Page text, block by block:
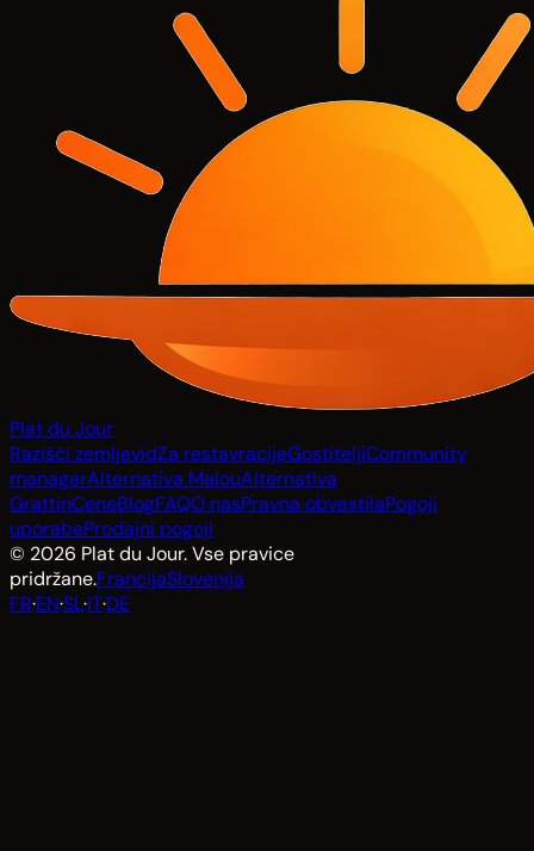
Plat du Jour
Razišči zemljevidZa restavracijeGostiteljiCommunity
managerAlternativa MalouAlternativa
GrattinCeneBlogFAQO nasPravna obvestilaPogoji
uporabeProdajni pogoji
© 2026 Plat du Jour. Vse pravice
pridržane.FrancijaSlovenija
FR·EN·SL·IT·DE